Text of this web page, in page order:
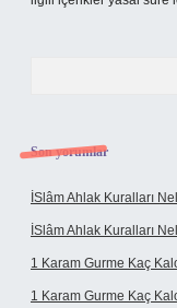
Son yorumlar
İSlâm Ahlak Kuralları
İSlâm Ahlak Kuralları
1 Karam Gurme Kaç
1 Karam Gurme Kaç